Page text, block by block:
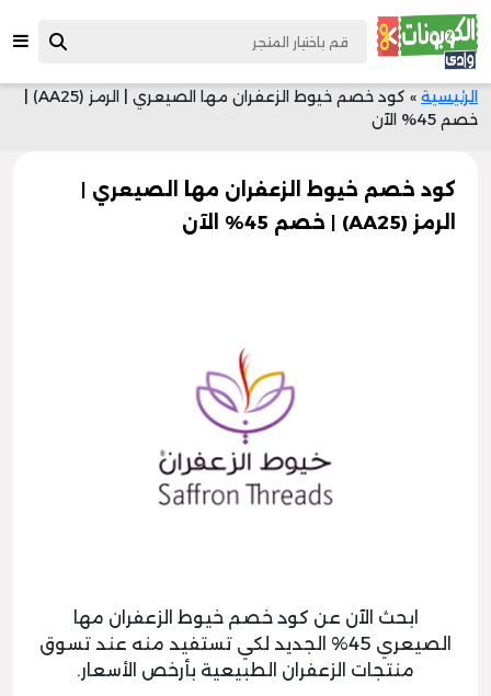
الرئيسية »
كود خصم خيوط الزعفران مها الصيعري | الرمز (AA25) |
خصم 45% الآن
كود خصم خيوط الزعفران مها الصيعري |
الرمز (AA25) | خصم 45% الآن
ابحث الآن عن كود خصم خيوط الزعفران مها
الصيعري 45% الجديد لكي تستفيد منه عند تسوق
منتجات الزعفران الطبيعية بأرخص الأسعار.